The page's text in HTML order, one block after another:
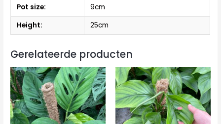
Pot size:
9cm
Height:
25cm
Gerelateerde producten